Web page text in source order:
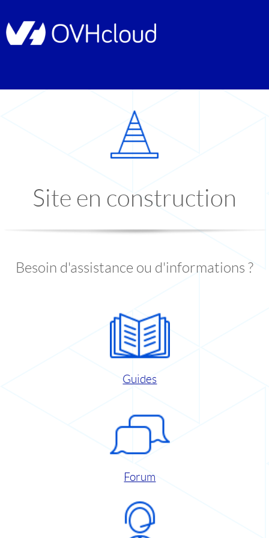
Site en construction
Besoin d'assistance ou d'informations ?
Guides
Forum